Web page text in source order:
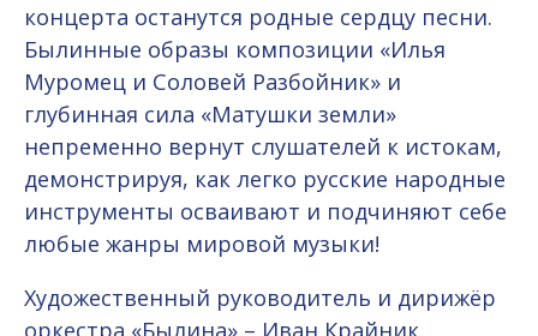
концерта останутся родные сердцу песни.
Былинные образы композиции «Илья
Муромец и Соловей Разбойник» и
глубинная сила «Матушки земли»
непременно вернут слушателей к истокам,
демонстрируя, как легко русские народные
инструменты осваивают и подчиняют себе
любые жанры мировой музыки!
Художественный руководитель и дирижёр
оркестра «Былина» – Иван Крайник.